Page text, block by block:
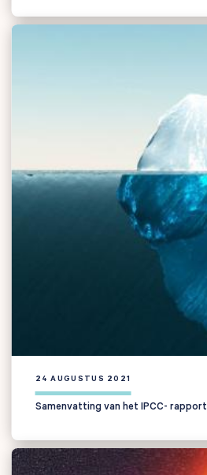
24 AUGUSTUS 2021
Samenvatting van het IPCC- rapport